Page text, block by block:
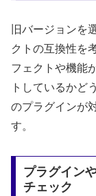
旧バージョンを
クトの互換性を
フェクトや機能
トしているかど
のプラグインが
す。
プラグイン
チェック